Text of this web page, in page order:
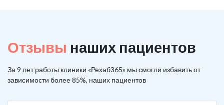
Отзывы наших пациентов
За 9 лет работы клиники «Рехаб365» мы смогли избавить от
зависимости более 85%, наших пациентов